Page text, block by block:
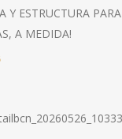
Y ESTRUCTURA PARA
A MEDIDA!